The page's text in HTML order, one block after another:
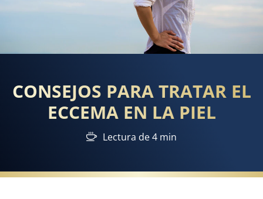
CONSEJOS PARA TRATAR EL
ECCEMA EN LA PIEL
Lectura de 4 min